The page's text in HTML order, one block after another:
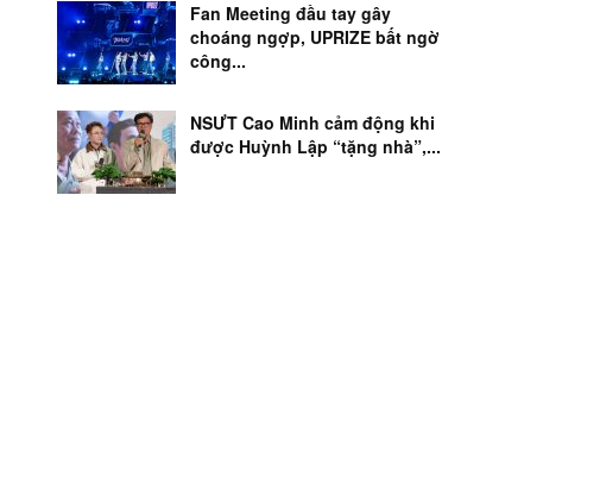
Fan Meeting đầu tay gây
choáng ngợp, UPRIZE bất ngờ
công...
NSƯT Cao Minh cảm động khi
được Huỳnh Lập “tặng nhà”,...